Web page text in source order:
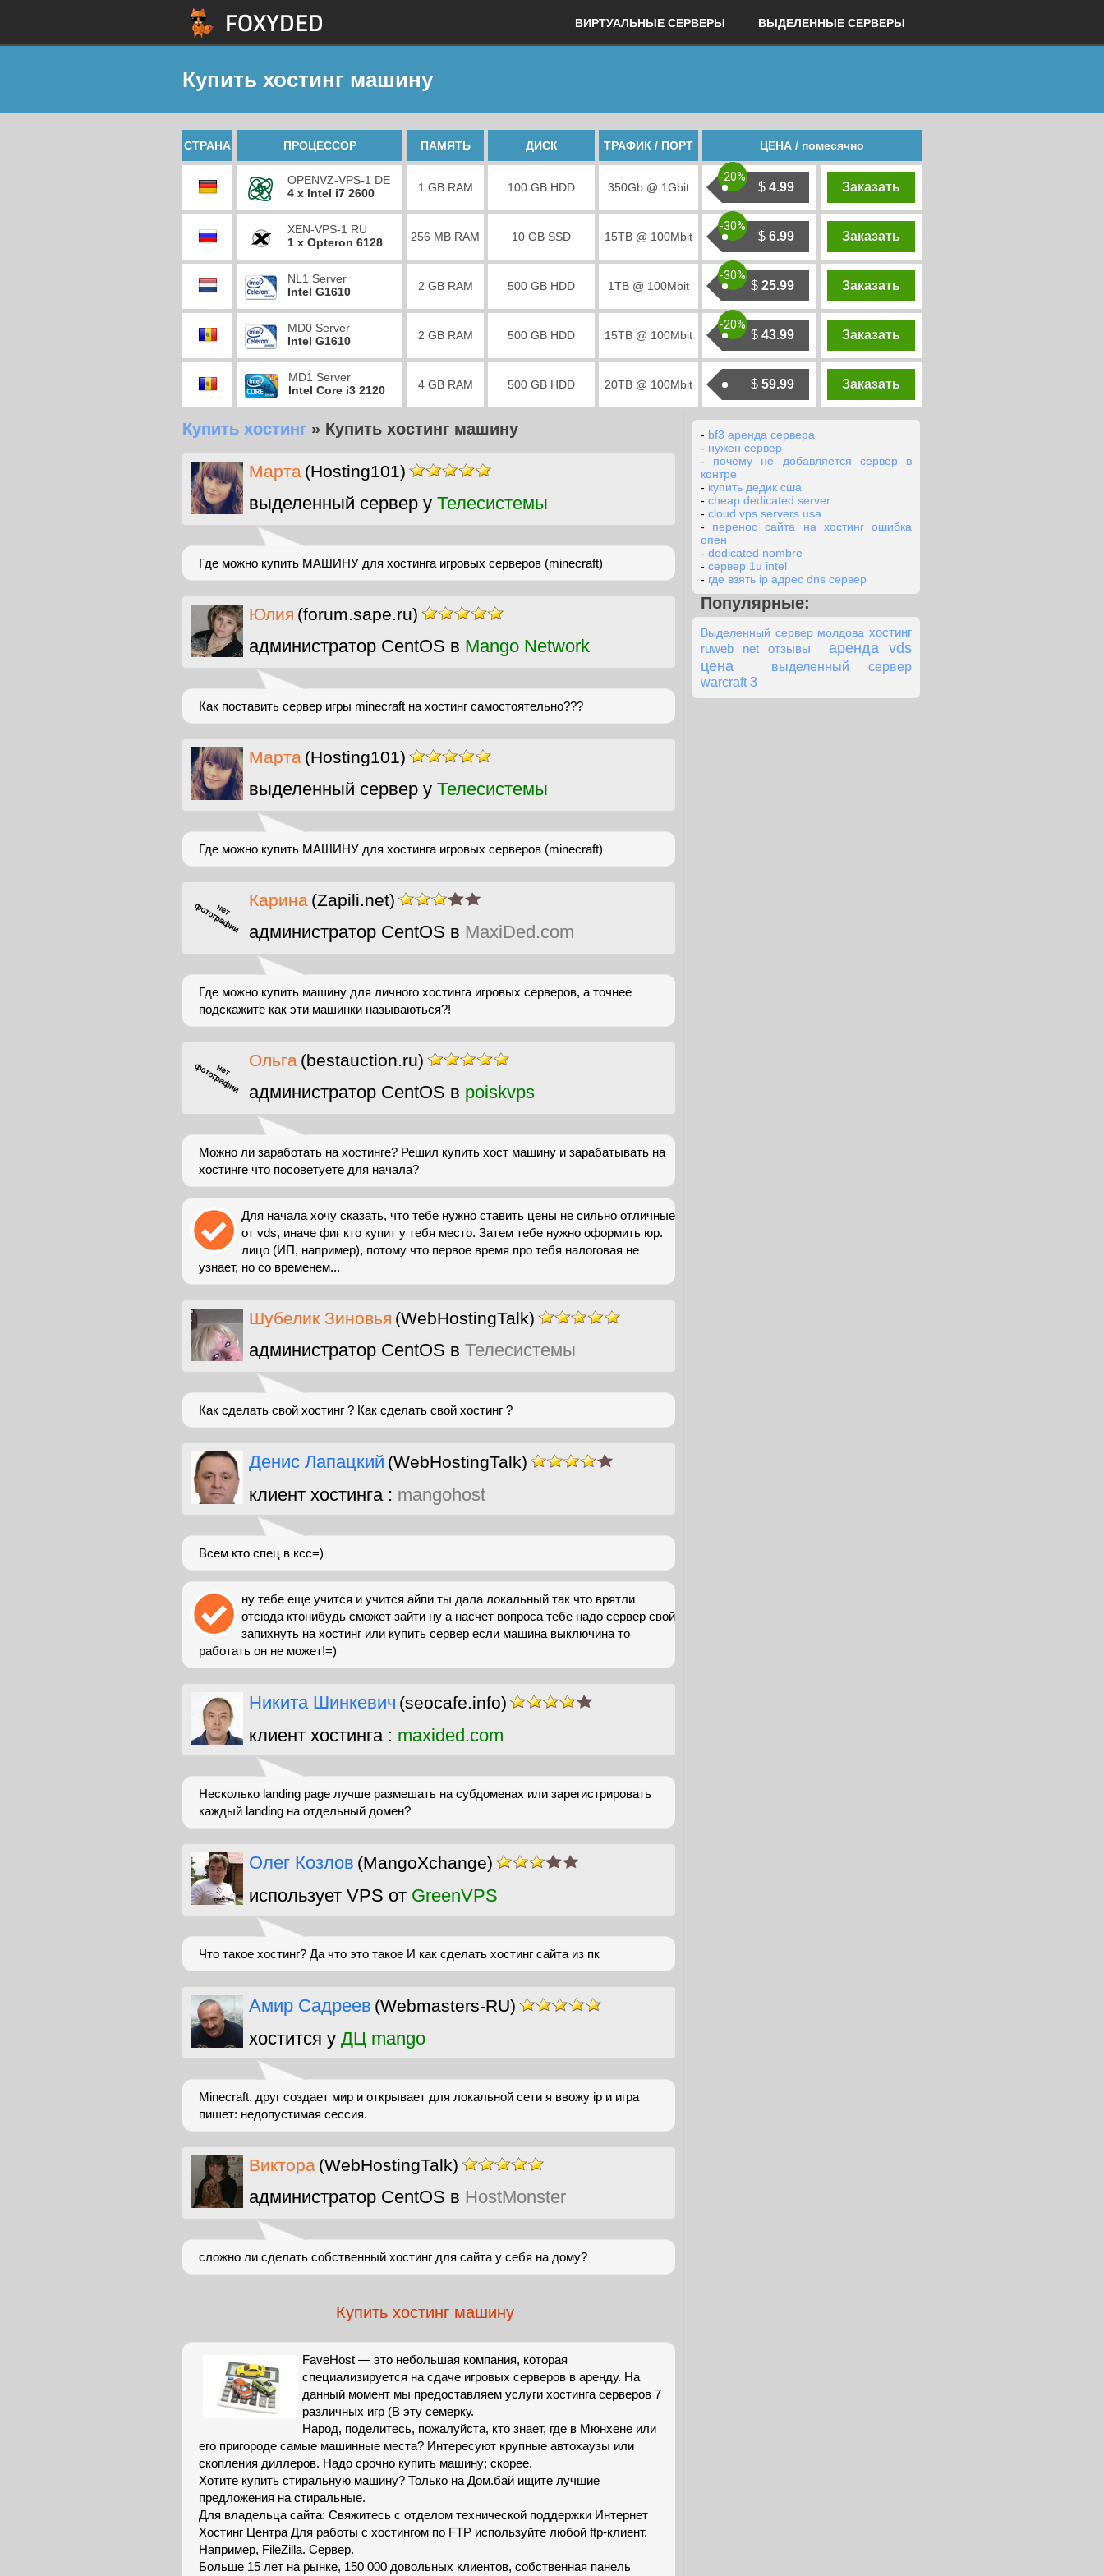
ВИРТУАЛЬНЫЕ СЕРВЕРЫ ВЫДЕЛЕННЫЕ СЕРВЕРЫ
Купить хостинг машину
СТРАНА ПРОЦЕССОР ПАМЯТЬ ДИСК ТРАФИК / ПОРТ ЦЕНА / помесячно
OPENVZ-VPS-1 DE
4 x Intel i7 2600
1 GB RAM 100 GB HDD 350Gb @ 1Gbit $ 4.99
-20%
Заказать
XEN-VPS-1 RU
1 x Opteron 6128
256 MB RAM 10 GB SSD 15TB @ 100Mbit $ 6.99
-30%
Заказать
NL1 Server
Intel G1610
2 GB RAM 500 GB HDD 1TB @ 100Mbit $ 25.99
-30%
Заказать
MD0 Server
Intel G1610
2 GB RAM 500 GB HDD 15TB @ 100Mbit $ 43.99
-20%
Заказать
MD1 Server
Intel Core i3 2120
4 GB RAM 500 GB HDD 20TB @ 100Mbit $ 59.99 Заказать
Купить хостинг » Купить хостинг машину
Марта (Hosting101)
выделенный сервер у Телесистемы
Где можно купить МАШИНУ для хостинга игровых серверов (minecraft)
Юлия (forum.sape.ru)
администратор CentOS в Mango Network
Как поставить сервер игры minecraft на хостинг самостоятельно???
Марта (Hosting101)
выделенный сервер у Телесистемы
Где можно купить МАШИНУ для хостинга игровых серверов (minecraft)
Карина (Zapili.net)
администратор CentOS в MaxiDed.com
Где можно купить машину для личного хостинга игровых серверов, а точнее
подскажите как эти машинки называються?!
Ольга (bestauction.ru)
администратор CentOS в poiskvps
Можно ли заработать на хостинге? Решил купить хост машину и зарабатывать на
хостинге что посоветуете для начала?
Для начала хочу сказать, что тебе нужно ставить цены не сильно отличные
от vds, иначе фиг кто купит у тебя место. Затем тебе нужно оформить юр.
лицо (ИП, например), потому что первое время про тебя налоговая не
узнает, но со временем...
Шубелик Зиновья (WebHostingTalk)
администратор CentOS в Телесистемы
Как сделать свой хостинг ? Как сделать свой хостинг ?
Денис Лапацкий (WebHostingTalk)
клиент хостинга : mangohost
Всем кто спец в ксс=)
ну тебе еще учится и учится айпи ты дала локальный так что врятли
отсюда ктонибудь сможет зайти ну а насчет вопроса тебе надо сервер свой
запихнуть на хостинг или купить сервер если машина выключина то
работать он не может!=)
Никита Шинкевич (seocafe.info)
клиент хостинга : maxided.com
Несколько landing page лучше размешать на субдоменах или зарегистрировать
каждый landing на отдельный домен?
Олег Козлов (MangoXchange)
использует VPS от GreenVPS
Что такое хостинг? Да что это такое И как сделать хостинг сайта из пк
Амир Садреев (Webmasters-RU)
хостится у ДЦ mango
Minecraft. друг создает мир и открывает для локальной сети я ввожу ip и игра
пишет: недопустимая сессия.
Виктора (WebHostingTalk)
администратор CentOS в HostMonster
сложно ли сделать собственный хостинг для сайта у себя на дому?
Купить хостинг машину
FaveHost — это небольшая компания, которая
специализируется на сдаче игровых серверов в аренду. На
данный момент мы предоставляем услуги хостинга серверов 7
различных игр (В эту семерку.
Народ, поделитесь, пожалуйста, кто знает, где в Мюнхене или
его пригороде самые машинные места? Интересуют крупные автохаузы или
скопления диллеров. Надо срочно купить машину; скорее.
Хотите купить стиральную машину? Только на Дом.бай ищите лучшие
предложения на стиральные.
Для владельца сайта: Свяжитесь с отделом технической поддержки Интернет
Хостинг Центра Для работы с хостингом по FTP используйте любой ftp-клиент.
Например, FileZilla. Сервер.
Больше 15 лет на рынке, 150 000 довольных клиентов, собственная панель
- bf3 аренда сервера
- нужен сервер
- почему не добавляется сервер в
контре
- купить дедик сша
- cheap dedicated server
- cloud vps servers usa
- перенос сайта на хостинг ошибка
опен
- dedicated nombre
- сервер 1u intel
- где взять ip адрес dns сервер
Популярные:
Выделенный сервер молдова хостинг
ruweb net отзывы
аренда vds
цена
выделенный сервер
warcraft 3